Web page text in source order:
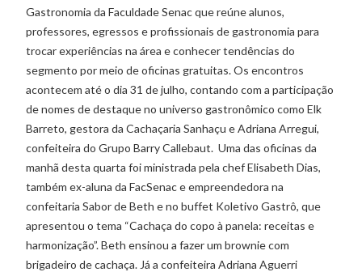
Gastronomia da Faculdade Senac que reúne alunos,
professores, egressos e profissionais de gastronomia para
trocar experiências na área e conhecer tendências do
segmento por meio de oficinas gratuitas. Os encontros
acontecem até o dia 31 de julho, contando com a participação
de nomes de destaque no universo gastronômico como Elk
Barreto, gestora da Cachaçaria Sanhaçu e Adriana Arregui,
confeiteira do Grupo Barry Callebaut. Uma das oficinas da
manhã desta quarta foi ministrada pela chef Elisabeth Dias,
também ex-aluna da FacSenac e empreendedora na
confeitaria Sabor de Beth e no buffet Koletivo Gastrô, que
apresentou o tema “Cachaça do copo à panela: receitas e
harmonização”. Beth ensinou a fazer um brownie com
brigadeiro de cachaça. Já a confeiteira Adriana Aguerri